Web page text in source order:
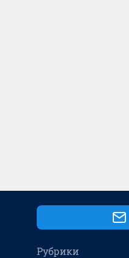
Рубрики